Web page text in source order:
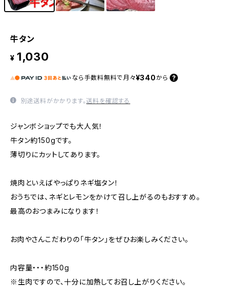
牛タン
¥ 1,030
なら 手数料無料で 月々¥340 から
別途送料がかかります。送料を確認する
ジャンボショップでも大人気！
牛タン約150gです。
薄切りにカットしてあります。
焼肉といえばやっぱりネギ塩タン！
おうちでは、ネギとレモンをかけて召し上がるのもおすすめ。
最高のおつまみになります！
お肉やさんこだわりの「牛タン」をぜひお楽しみください。
内容量・・・約150g
※生肉ですので、十分に加熱してお召し上がりください。